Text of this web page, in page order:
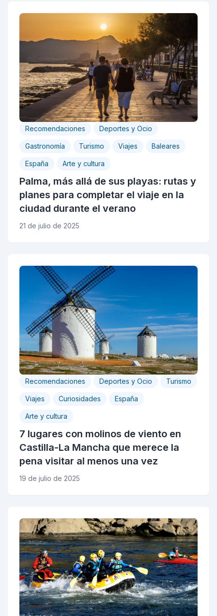
Recomendaciones Deportes y Ocio
Gastronomía Turismo Viajes Baleares
España Arte y cultura
Palma, más allá de sus playas: rutas y
planes para completar el viaje en la
ciudad durante el verano
21 de julio de 2025
Recomendaciones Deportes y Ocio Turismo
Viajes Curiosidades España
Arte y cultura
7 lugares con molinos de viento en
Castilla-La Mancha que merece la
pena visitar al menos una vez
19 de julio de 2025